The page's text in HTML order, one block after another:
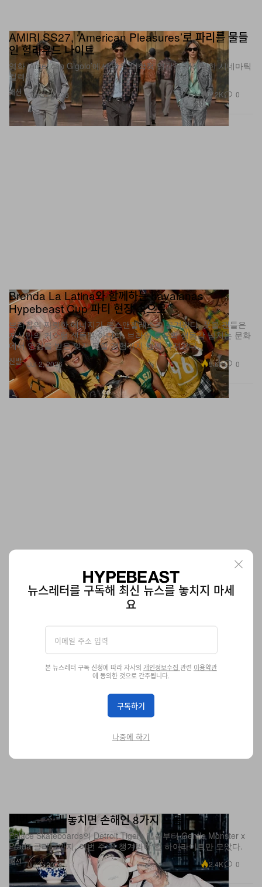
패션
인 헐리우드 나이트
영화 ‘American Gigolo’에서 받은 미학적 영감을 재해석한 시네마틱
컬렉션.
Jun 26, 2026 1.2K
신발
Hypebeast Cup 파티 현장 속으로
브라질의 짜릿한 에너지가 로스앤젤레스로 옮겨왔다. 풋볼 팬들은
자신만의 커스텀 샌들뿐 아니라, 브라질 특유의 생동감 넘치는 문화
에서 영감을 받은 잊지 못할 경험까지 함께 가져갔다.
Jul 2, 2026 5.6K
아이 웨이웨이, 24시간 라이브 퍼포먼스로 ‘구금’의 기
맨체스터에서 열리는 새 전시 ‘Button Up!’의 하이라이트 퍼포먼스.
Jul 2, 2026 815
패션
Palace Skateboards의 Detroit Tigers 캡슐부터 Gentle Monster x
Prada 콜라보까지, 이번 주 꼭 챙겨봐야 할 하이라이트만 모았다.
Jul 1, 2026 2.4K 0
뉴스레터를 구독해 최신 뉴스를 놓치지 마세
요
본 뉴스레터 구독 신청에 따라 자사의 개인정보수집 관련 이용약관
에 동의한 것으로 간주됩니다.
구독하기
나중에 하기